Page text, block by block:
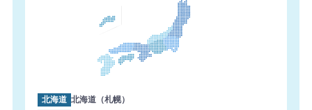
【岐阜県】複合機 TOSHIBA 導入のお問い合わせを頂きま
した。ありがとうございます。
2026年8月6日 09:58
【大阪府】コピー機 RICOH 導入のお問い合わせを頂きま
した。ありがとうございます。
北海道 北海道（札幌）